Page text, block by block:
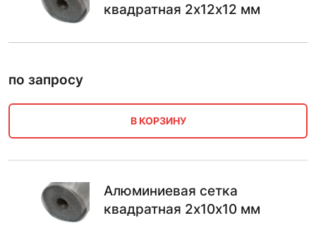
квадратная 2х12х12 мм
по запросу
В КОРЗИНУ
Алюминиевая сетка
квадратная 2х10х10 мм